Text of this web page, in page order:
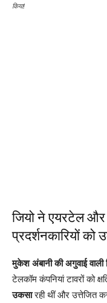
किया!
जियो ने एयरटेल
प्रदर्शनकारियों को
मुकेश अंबानी की अगुवाई वाली
टेलकॉम कंपनियां टावरों को
उकसारही थीं और उत्तेजित